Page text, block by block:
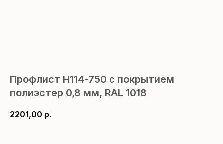
Профлист Н114-750 с покрытием
полиэстер 0,8 мм, RAL 1018
2201,00 р.